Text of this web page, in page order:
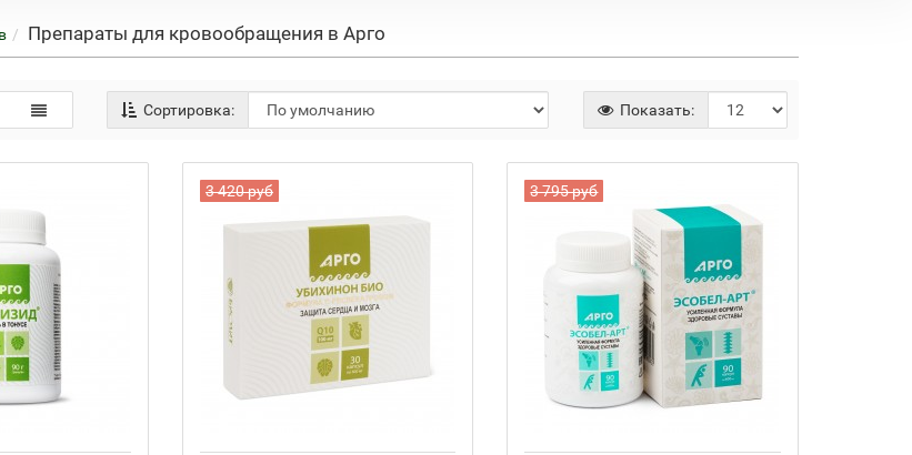
Препараты для кровообращения в Арго
Сортировка: Показать:
3 420 руб 3 795 руб